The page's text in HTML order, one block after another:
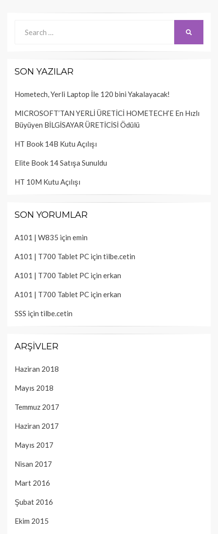
for:
SON YAZILAR
Hometech, Yerli Laptop İle 120 bini Yakalayacak!
MICROSOFT’TAN YERLİ ÜRETİCİ HOMETECH’E En Hızlı
Büyüyen BİLGİSAYAR ÜRETİCİSİ Ödülü
HT Book 14B Kutu Açılışı
Elite Book 14 Satışa Sunuldu
HT 10M Kutu Açılışı
SON YORUMLAR
A101 | W835 için emin
A101 | T700 Tablet PC için tilbe.cetin
A101 | T700 Tablet PC için erkan
A101 | T700 Tablet PC için erkan
SSS için tilbe.cetin
ARŞIVLER
Haziran 2018
Mayıs 2018
Temmuz 2017
Haziran 2017
Mayıs 2017
Nisan 2017
Mart 2016
Şubat 2016
Ekim 2015